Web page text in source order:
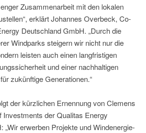
Zusammenarbeit mit den lokalen
erklärt Johannes Overbeck, Co-
Deutschland GmbH. „Durch die
Windparks steigern wir nicht nur die
leisten auch einen langfristigen
und einer nachhaltigen
zukünftige Generationen.“
der kürzlichen Ernennung von Clemens
Investments der Qualitas Energy
„Wir erwerben Projekte und Windenergie-